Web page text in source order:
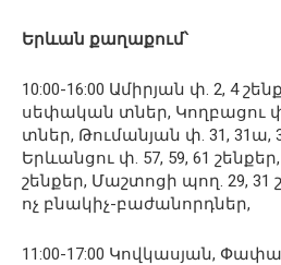
Երևան քաղաքում՝
10:00-16:00 Ամիրյան փ. 2, 4
սեփական տներ, Կողբացու
տներ, Թումանյան փ. 31, 31ա,
Երևանցու փ. 57, 59, 61
շենքեր, Մաշտոցի պող. 29,
ոչ բնակիչ-բաժանորդներ,
11:00-17:00 Կովկասյան,